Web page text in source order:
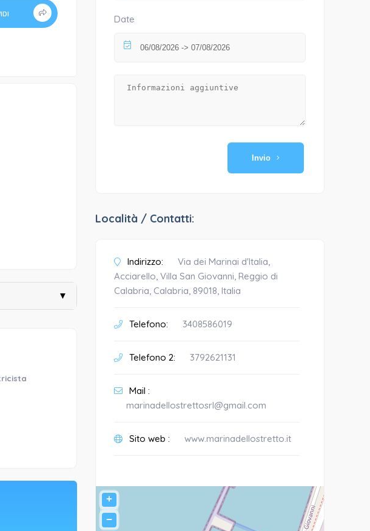
▼
Date
Invio
Località / Contatti:
Indirizzo:
Via dei Marinai d'Italia,
Acciarello, Villa San Giovanni, Reggio di
Calabria, Calabria, 89018, Italia
Telefono: 3408586019
Telefono 2: 3792621131
Mail :
marinadellostrettosrl@gmail.com
Sito web : www.marinadellostretto.it
+
−